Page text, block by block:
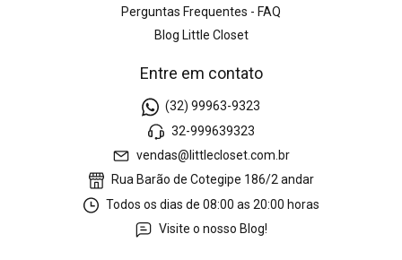
Perguntas Frequentes - FAQ
Blog Little Closet
Entre em contato
(32) 99963-9323
32-999639323
vendas@littlecloset.com.br
Rua Barão de Cotegipe 186/2 andar
Todos os dias de 08:00 as 20:00 horas
Visite o nosso Blog!